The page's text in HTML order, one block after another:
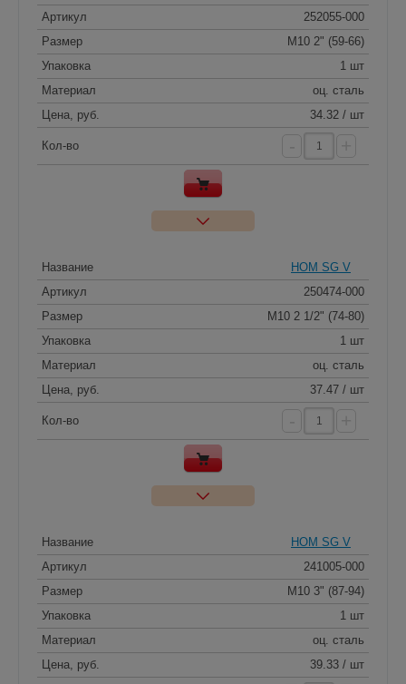
Артикул
252055-000
Размер
M10 2" (59-66)
Упаковка
1 шт
Материал
оц. сталь
Цена, руб.
34.32 / шт
Кол-во
Название
HOM SG V
Артикул
250474-000
Размер
M10 2 1/2" (74-80)
Упаковка
1 шт
Материал
оц. сталь
Цена, руб.
37.47 / шт
Кол-во
Название
HOM SG V
Артикул
241005-000
Размер
M10 3" (87-94)
Упаковка
1 шт
Материал
оц. сталь
Цена, руб.
39.33 / шт